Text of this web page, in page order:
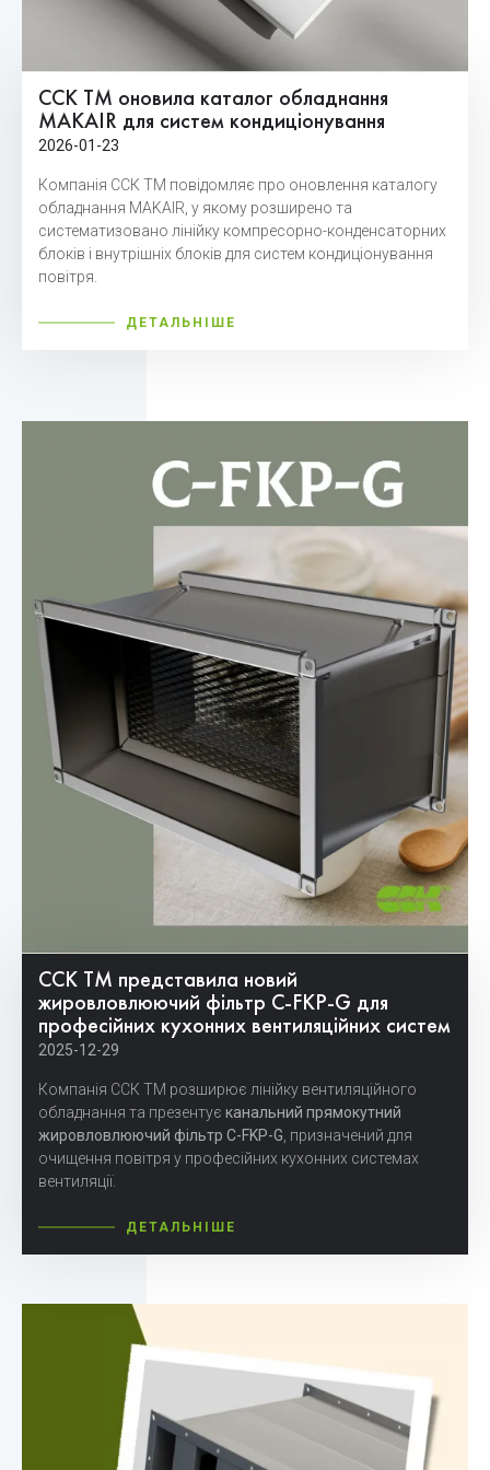
ССК ТМ оновила каталог обладнання
MAKAIR для систем кондиціонування
2026-01-23
Компанія ССК ТМ повідомляє про оновлення каталогу
обладнання MAKAIR, у якому розширено та
систематизовано лінійку компресорно-конденсаторних
блоків і внутрішніх блоків для систем кондиціонування
повітря.
ДЕТАЛЬНІШЕ
ССК ТМ представила новий
жировловлюючий фільтр C-FKP-G для
професійних кухонних вентиляційних систем
2025-12-29
Компанія ССК ТМ розширює лінійку вентиляційного
обладнання та презентує канальний прямокутний
жировловлюючий фільтр C-FKP-G , призначений для
очищення повітря у професійних кухонних системах
вентиляції.
ДЕТАЛЬНІШЕ